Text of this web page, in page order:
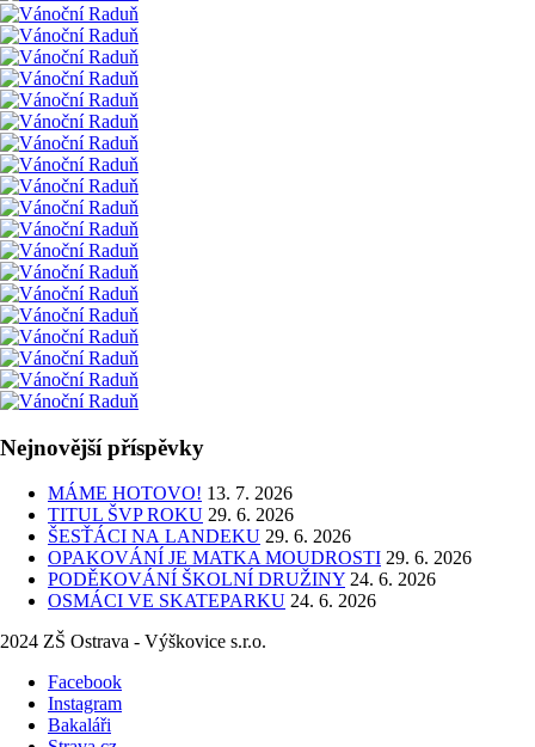
Nejnovější příspěvky
MÁME HOTOVO! 13. 7. 2026
TITUL ŠVP ROKU 29. 6. 2026
ŠESŤÁCI NA LANDEKU 29. 6. 2026
OPAKOVÁNÍ JE MATKA MOUDROSTI 29. 6. 2026
PODĚKOVÁNÍ ŠKOLNÍ DRUŽINY 24. 6. 2026
OSMÁCI VE SKATEPARKU 24. 6. 2026
2024 ZŠ Ostrava - Výškovice s.r.o.
Facebook
Instagram
Bakaláři